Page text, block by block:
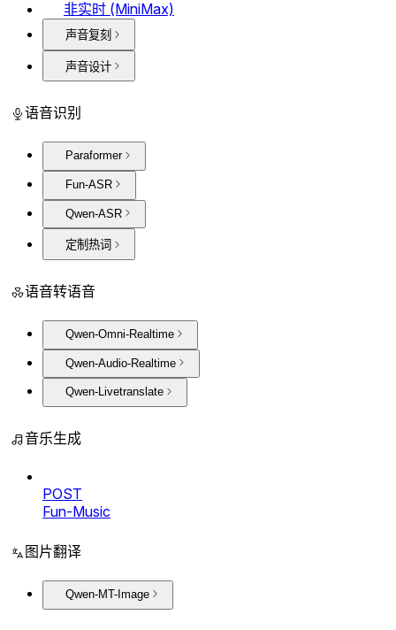
非实时 (MiniMax)
声音复刻
声音设计
语音识别
Paraformer
Fun-ASR
Qwen-ASR
定制热词
语音转语音
Qwen-Omni-Realtime
Qwen-Audio-Realtime
Qwen-Livetranslate
音乐生成
POST
Fun-Music
图片翻译
Qwen-MT-Image